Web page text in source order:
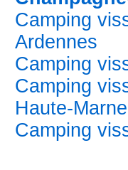
Camping
Ardennes
Camping
Camping
Haute-Marne
Camping